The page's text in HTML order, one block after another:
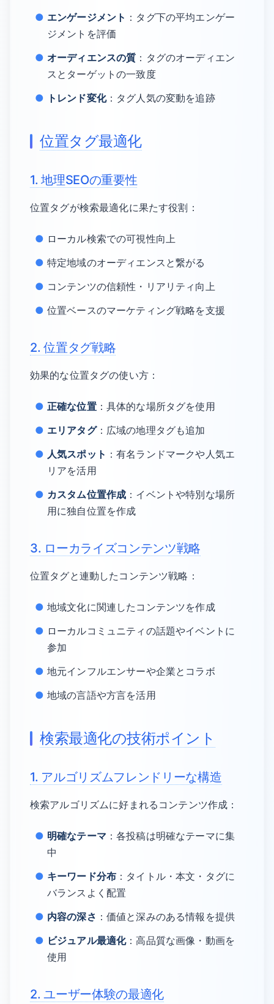
エンゲージメント ：タグ下の平均エンゲー
ジメントを評価
オーディエンスの質 ：タグのオーディエン
スとターゲットの一致度
トレンド変化：タグ人気の変動を追跡
位置タグ最適化
1. 地理SEOの重要性
位置タグが検索最適化に果たす役割：
ローカル検索での可視性向上
特定地域のオーディエンスと繋がる
コンテンツの信頼性・リアリティ向上
位置ベースのマーケティング戦略を支援
2. 位置タグ戦略
効果的な位置タグの使い方：
正確な位置：具体的な場所タグを使用
エリアタグ：広域の地理タグも追加
人気スポット ：有名ランドマークや人気エ
リアを活用
カスタム位置作成 ：イベントや特別な場所
用に独自位置を作成
3. ローカライズコンテンツ戦略
位置タグと連動したコンテンツ戦略：
地域文化に関連したコンテンツを作成
ローカルコミュニティの話題やイベントに
参加
地元インフルエンサーや企業とコラボ
地域の言語や方言を活用
検索最適化の技術ポイント
1. アルゴリズムフレンドリーな構造
検索アルゴリズムに好まれるコンテンツ作成：
明確なテーマ ：各投稿は明確なテーマに集
中
キーワード分布 ：タイトル・本文・タグに
バランスよく配置
内容の深さ ：価値と深みのある情報を提供
ビジュアル最適化：高品質な画像・動画を
使用
2. ユーザー体験の最適化